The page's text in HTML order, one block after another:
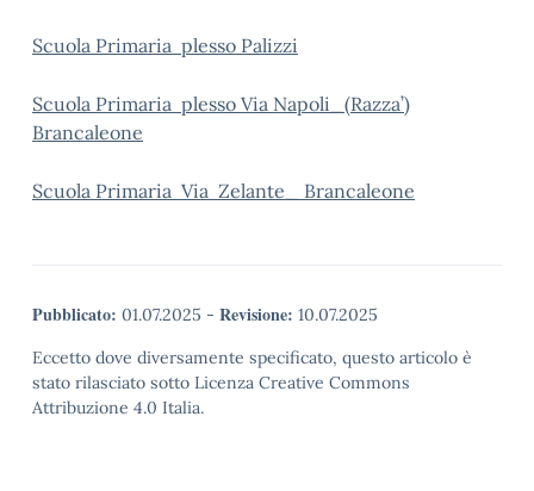
Scuola Primaria plesso Palizzi
Scuola Primaria plesso Via Napoli_(Razza’)
Brancaleone
Scuola Primaria Via Zelante_ Brancaleone
Pubblicato: 01.07.2025 - Revisione: 10.07.2025
Eccetto dove diversamente specificato, questo articolo è
stato rilasciato sotto Licenza Creative Commons
Attribuzione 4.0 Italia.